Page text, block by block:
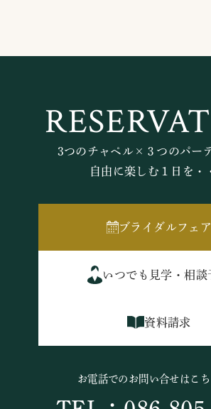
3つのチャペル×３つのパー
自由に楽しむ１日を・
ブライダルフェア
いつでも見学・相談
資料請求
お電話でのお問い合せはこ